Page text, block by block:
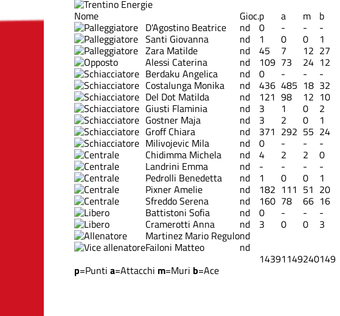
Nome
Gioc.p a m b
D'Agostino Beatrice nd 0 - - -
Santi Giovanna nd 1 0 0 1
Zara Matilde nd 45 7 12 27
Alessi Caterina nd 109 73 24 12
Berdaku Angelica nd 0 - - -
Costalunga Monika nd 436 485 18 32
Del Dot Matilda nd 121 98 12 10
Giusti Flaminia nd 3 1 0 2
Gostner Maja nd 3 2 0 1
Groff Chiara nd 371 292 55 24
Milivojevic Mila nd 0 - - -
Chidimma Michela nd 4 2 2 0
Landrini Emma nd - - - -
Pedrolli Benedetta nd 1 0 0 1
Pixner Amelie nd 182 111 51 20
Sfreddo Serena nd 160 78 66 16
Battistoni Sofia nd 0 - - -
Cramerotti Anna nd 3 0 0 3
Martinez Mario Regulond
Failoni Matteo nd
14391149240149
p=Punti a=Attacchi m=Muri b=Ace